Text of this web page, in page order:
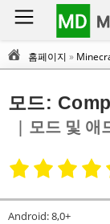
MD
홈페이지 »
모드:
| 모드 및 애
Android:8,0+